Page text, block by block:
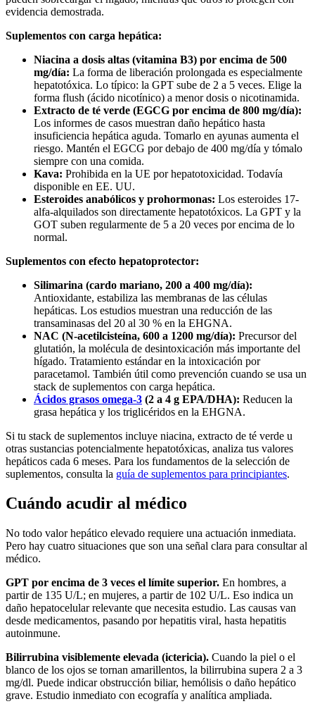
evidencia demostrada.
Suplementos con carga hepática:
Niacina a dosis altas (vitamina B3) por encima de 500
mg/día: La forma de liberación prolongada es especialmente
hepatotóxica. Lo típico: la GPT sube de 2 a 5 veces. Elige la
forma flush (ácido nicotínico) a menor dosis o nicotinamida.
Extracto de té verde (EGCG por encima de 800 mg/día):
Los informes de casos muestran daño hepático hasta
insuficiencia hepática aguda. Tomarlo en ayunas aumenta el
riesgo. Mantén el EGCG por debajo de 400 mg/día y tómalo
siempre con una comida.
Kava: Prohibida en la UE por hepatotoxicidad. Todavía
disponible en EE. UU.
Esteroides anabólicos y prohormonas: Los esteroides 17-
alfa-alquilados son directamente hepatotóxicos. La GPT y la
GOT suben regularmente de 5 a 20 veces por encima de lo
normal.
Suplementos con efecto hepatoprotector:
Silimarina (cardo mariano, 200 a 400 mg/día):
Antioxidante, estabiliza las membranas de las células
hepáticas. Los estudios muestran una reducción de las
transaminasas del 20 al 30 % en la EHGNA.
NAC (N-acetilcisteína, 600 a 1200 mg/día): Precursor del
glutatión, la molécula de desintoxicación más importante del
hígado. Tratamiento estándar en la intoxicación por
paracetamol. También útil como prevención cuando se usa un
stack de suplementos con carga hepática.
Ácidos grasos omega-3 (2 a 4 g EPA/DHA): Reducen la
grasa hepática y los triglicéridos en la EHGNA.
Si tu stack de suplementos incluye niacina, extracto de té verde u
otras sustancias potencialmente hepatotóxicas, analiza tus valores
hepáticos cada 6 meses. Para los fundamentos de la selección de
suplementos, consulta la guía de suplementos para principiantes.
Cuándo acudir al médico
No todo valor hepático elevado requiere una actuación inmediata.
Pero hay cuatro situaciones que son una señal clara para consultar al
médico.
GPT por encima de 3 veces el límite superior. En hombres, a
partir de 135 U/L; en mujeres, a partir de 102 U/L. Eso indica un
daño hepatocelular relevante que necesita estudio. Las causas van
desde medicamentos, pasando por hepatitis viral, hasta hepatitis
autoinmune.
Bilirrubina visiblemente elevada (ictericia). Cuando la piel o el
blanco de los ojos se tornan amarillentos, la bilirrubina supera 2 a 3
mg/dl. Puede indicar obstrucción biliar, hemólisis o daño hepático
grave. Estudio inmediato con ecografía y analítica ampliada.